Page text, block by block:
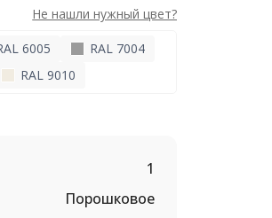
Не нашли нужный цвет?
6005
RAL 7004
RAL 9010
1
Порошковое